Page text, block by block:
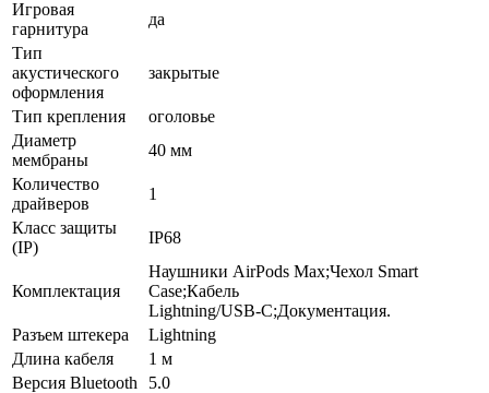
Игровая
гарнитура
да
Тип
акустического
оформления
закрытые
Тип крепления
оголовье
Диаметр
мембраны
40 мм
Количество
драйверов
1
Класс защиты
(IP)
IP68
Комплектация
Наушники AirPods Max;Чехол Smart
Case;Кабель
Lightning/USB‑C;Документация.
Разъем штекера
Lightning
Длина кабеля
1 м
Версия Bluetooth
5.0